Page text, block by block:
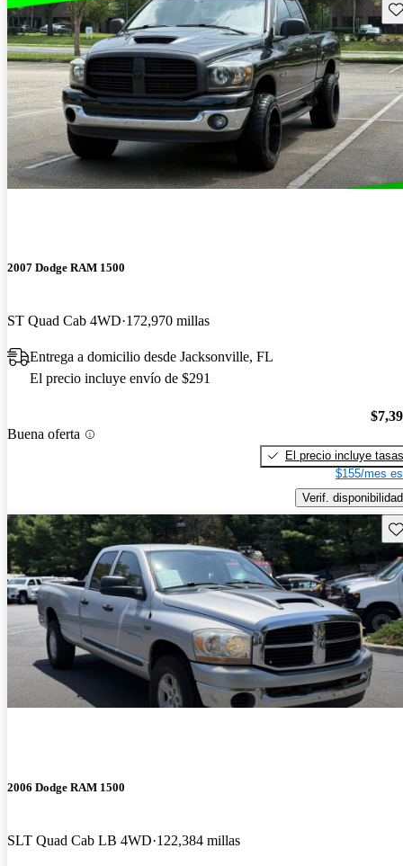
2007 Dodge RAM 1500
ST Quad Cab 4WD 172,970 millas
Entrega a domicilio desde Jacksonville, FL
El precio incluye envío de $291
Buena oferta
El precio incluye tasas
$155/mes
Verif. disponibilidad
2006 Dodge RAM 1500
SLT Quad Cab LB 4WD 122,384 millas